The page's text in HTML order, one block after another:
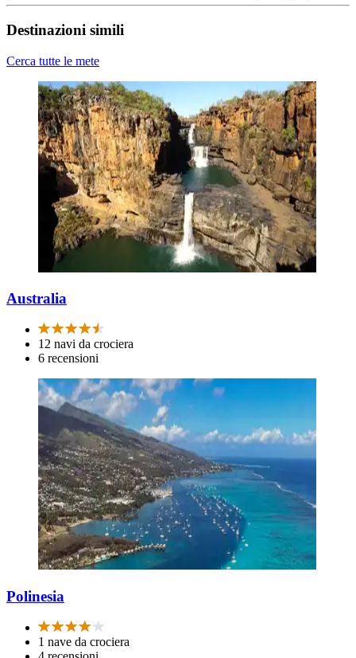
Destinazioni simili
Cerca tutte le mete
Australia
12 navi da crociera
6 recensioni
Polinesia
1 nave da crociera